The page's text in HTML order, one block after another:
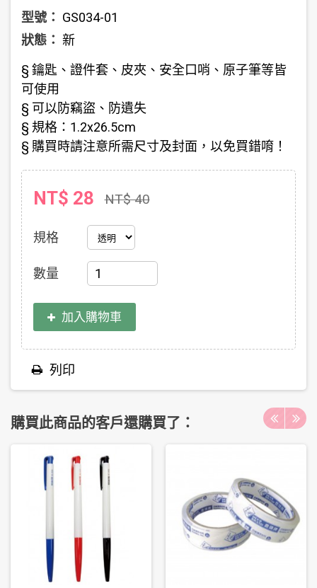
型號： GS034-01
狀態： 新
§ 鑰匙、證件套、皮夾、安全口哨、原子筆等皆
可使用
§ 可以防竊盜、防遺失
§ 規格：1.2x26.5cm
§ 購買時請注意所需尺寸及封面，以免買錯唷！
NT$ 28 NT$ 40
規格
數量
加入購物車
列印
購買此商品的客戶還購買了：